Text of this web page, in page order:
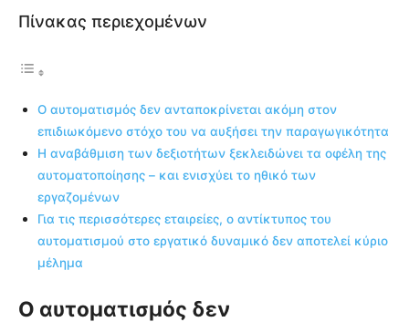
Πίνακας περιεχομένων
Ο αυτοματισμός δεν ανταποκρίνεται ακόμη στον
επιδιωκόμενο στόχο του να αυξήσει την παραγωγικότητα
Η αναβάθμιση των δεξιοτήτων ξεκλειδώνει τα οφέλη της
αυτοματοποίησης – και ενισχύει το ηθικό των
εργαζομένων
Για τις περισσότερες εταιρείες, ο αντίκτυπος του
αυτοματισμού στο εργατικό δυναμικό δεν αποτελεί κύριο
μέλημα
Ο αυτοματισμός δεν